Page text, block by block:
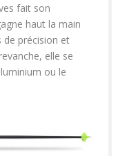
fait son
haut la main
de précision et
elle se
ou le